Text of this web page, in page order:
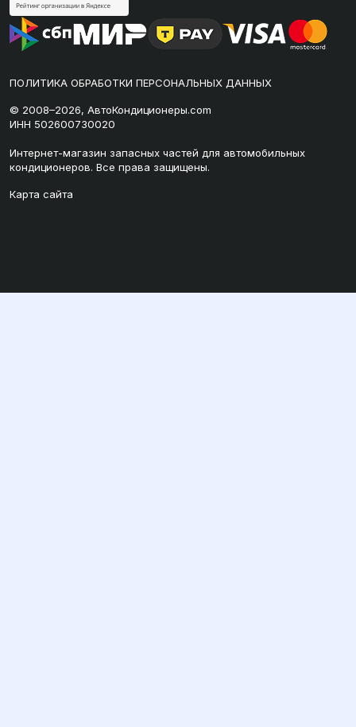
ПОЛИТИКА ОБРАБОТКИ ПЕРСОНАЛЬНЫХ ДАННЫХ
© 2008–2026, АвтоКондиционеры.com
ИНН 502600730020
Интернет-магазин запасных частей для автомобильных
кондиционеров. Все права защищены.
Карта сайта